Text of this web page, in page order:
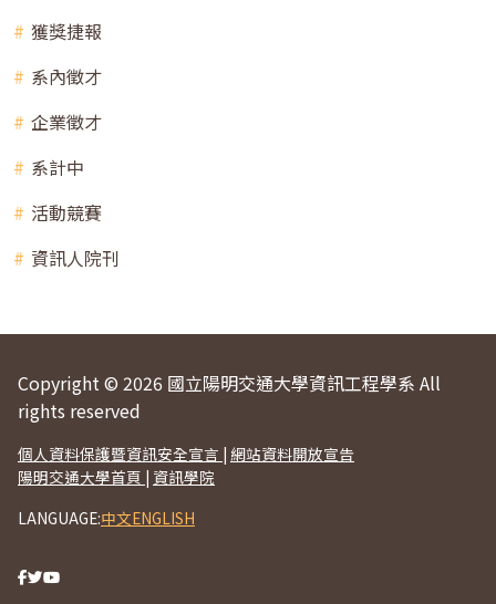
獲獎捷報
系內徵才
企業徵才
系計中
活動競賽
資訊人院刊
Copyright © 2026 國立陽明交通大學資訊工程學系 All
rights reserved
個人資料保護暨資訊安全宣言 | 網站資料開放宣告
陽明交通大學首頁 | 資訊學院
LANGUAGE:中文ENGLISH